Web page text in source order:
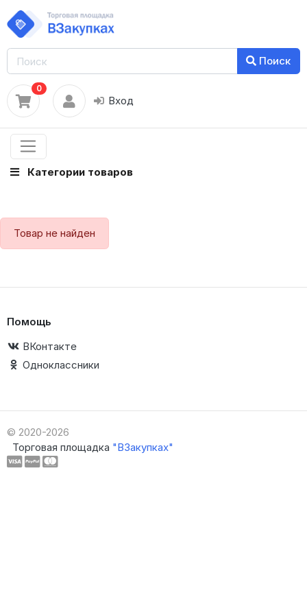
Поиск
0
Вход
Категории товаров
Товар не найден
Помощь
ВКонтакте
Одноклассники
© 2020-2026
Торговая площадка "ВЗакупках"